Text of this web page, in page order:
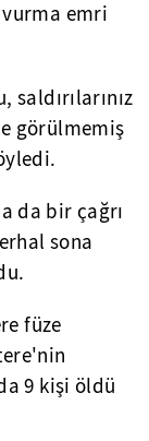
emri
saldırılarınız
görülmemiş
da bir çağrı
sona
füze
9 kişi öldü